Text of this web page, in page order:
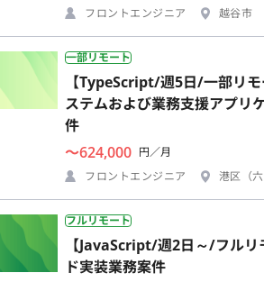
フロントエンジニア
越谷市
一部リモート
【TypeScript/週5日/一部リ
ステムおよび業務支援アプリ
件
〜624,000 円／月
フロントエンジニア
港区（六
フルリモート
【JavaScript/週2日～/フル
ド実装業務案件